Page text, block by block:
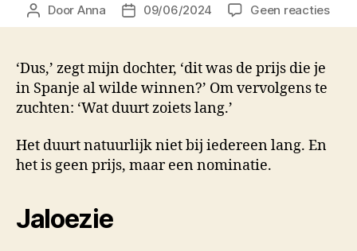
Berichtauteur
Door Anna Berichtdatum
09/06/2024 Geen reactiesop
‘Dus,’ zegt mijn dochter, ‘dit was de prijs die je
in Spanje al wilde winnen?’ Om vervolgens te
zuchten: ‘Wat duurt zoiets lang.’
Het duurt natuurlijk niet bij iedereen lang. En
het is geen prijs, maar een nominatie.
Jaloezie